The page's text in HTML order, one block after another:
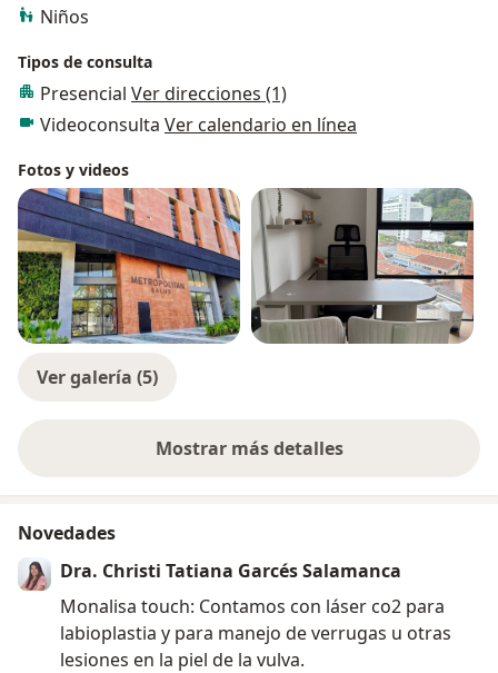
Niños
Tipos de consulta
Presencial Ver direcciones (1)
Videoconsulta Ver calendario en línea
Fotos y videos
Ver galería (5)
Mostrar más detalles
sobre la experiencia
Novedades
Dra. Christi Tatiana Garcés Salamanca
Monalisa touch: Contamos con láser co2 para
labioplastia y para manejo de verrugas u otras
lesiones en la piel de la vulva.